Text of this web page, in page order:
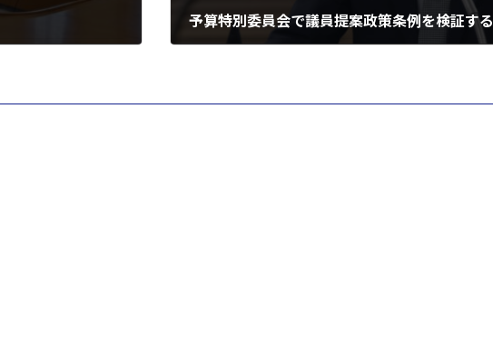
予算特別委員会で議員提案政策条例を検証する